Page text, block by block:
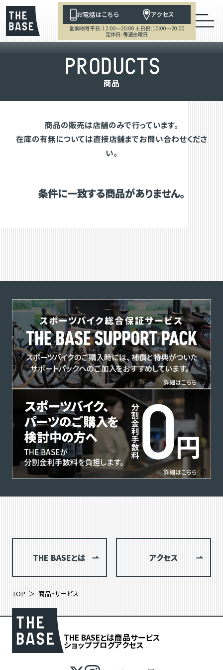
お電話はこちら アクセス
営業時間 平日：12:00～20:00 土日祝：10:00～20:00
定休日：毎週金曜日
PRODUCTS
商品
商品の販売は店舗のみで行っています。
在庫の有無については直接店舗までお問い合わせくださ
い。
条件に一致する商品がありません。
THE BASEとは アクセス
TOP 商品・サービス
THE BASEとは商品サービス
ショップブログアクセス